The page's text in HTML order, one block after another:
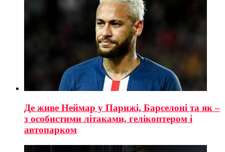
Де живе Неймар у Парижі, Барселоні та як –
з особистими літаками, гелікоптером і
автопарком